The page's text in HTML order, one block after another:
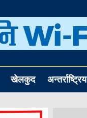
खेलकुद अन्तर्राष्ट्रिय